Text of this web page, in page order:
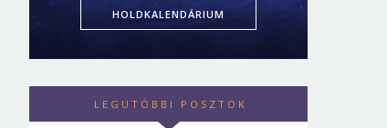
HOLDKALENDÁRIUM
LEGUTÓBBI POSZTOK